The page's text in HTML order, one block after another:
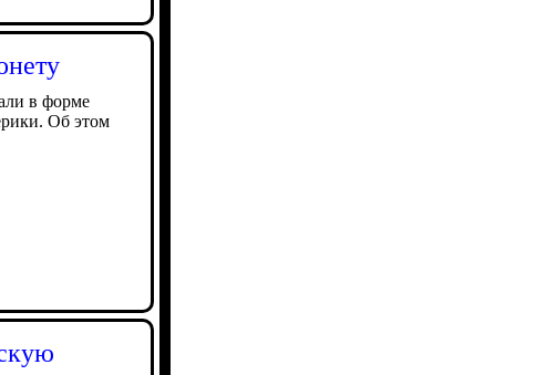
в форме
Об этом